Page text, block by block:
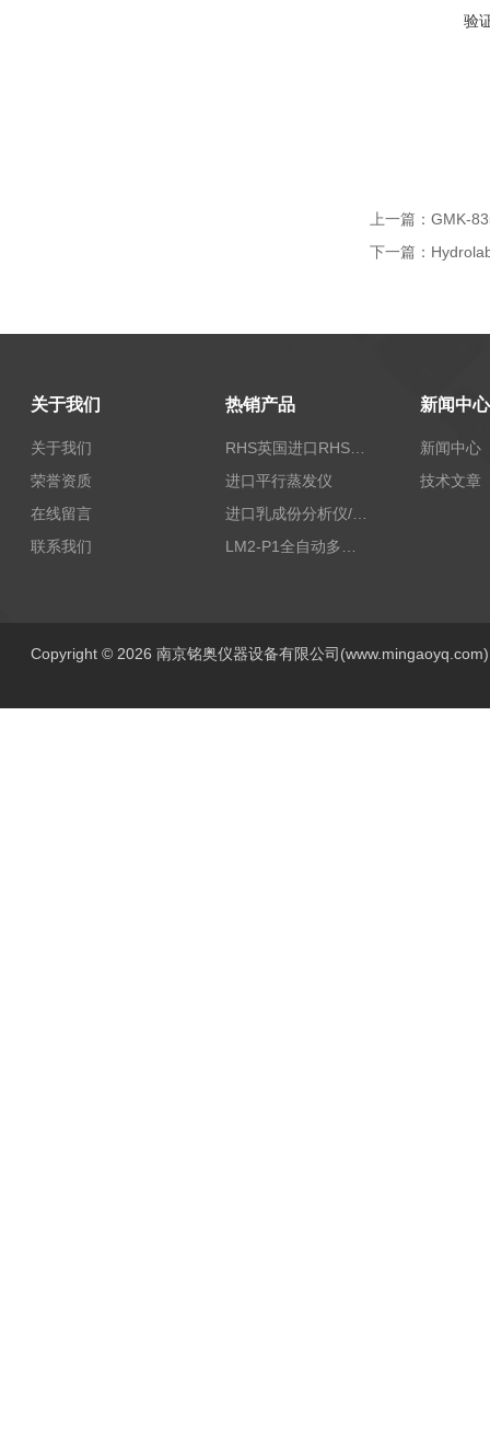
验
上一篇： GMK-
下一篇：
关于我们
关于我们
荣誉资质
在线留言
联系我们
热销产品
RHS英国进口RHS植物标准比色卡
进口平行蒸发仪
进口乳成份分析仪/乳品分析仪
新闻中心
新闻中心
技术文章
Copyright © 2026 南京铭奥仪器设备有限公司